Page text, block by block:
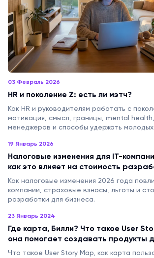
03 Февраль 2026
HR и поколение Z: есть ли мэтч?
Как HR и руководителям работать с
мотивация, смысл, границы, mental
менеджеров и способы удержать молодых
19 Январь 2026
Налоговые изменения для IT-
как это влияет на стоимость
Как налоговые изменения 2026 года
компании, страховые взносы, льготы и
разработки для бизнеса.
23 Январь 2024
Где карта, Билли? Что такое User
она помогает создавать продукты
Что такое User Story Map, как карта